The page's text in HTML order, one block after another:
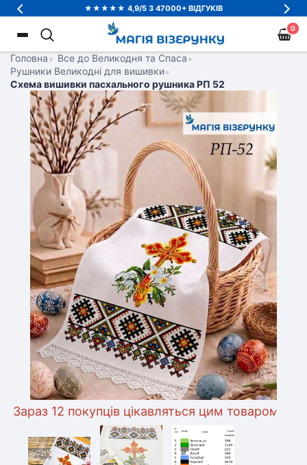
★★★★★ 4,9/5 З 47000+ ВІДГУКІВ
0
Головна• Все до Великодня та Спаса•
Рушники Великодні для вишивки•
Схема вишивки пасхального рушника РП 52
12 покупців цікавляться цим товаром